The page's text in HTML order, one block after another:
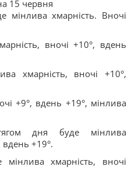
15 червня
мінлива хмарність. Вночі
вночі +10°, вдень
хмарність, вночі +10°,
+9°, вдень +19°, мінлива
дня буде мінлива
вдень +19°.
мінлива хмарність, вночі